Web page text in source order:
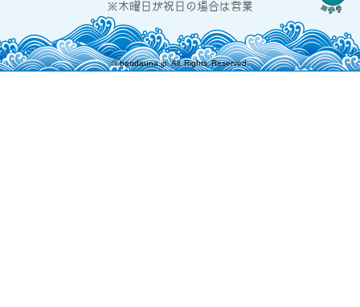
※木曜日が祝日の場合は営業
©bandauna.jpAll Rights Reserved.